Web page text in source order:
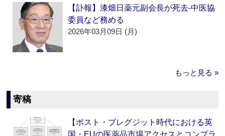
【訃報】漆畑日薬元副会長が死去‐中医協
委員など務める
2026年03月09日 (月)
もっと見る »
寄稿
【ポスト・ブレグジット時代における英